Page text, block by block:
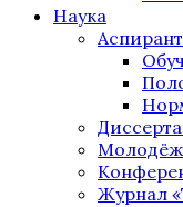
Наука
Журнал